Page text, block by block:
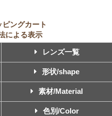
ピングカート
による表示
レンズ一覧
形状/shape
素材/Material
色別/Color